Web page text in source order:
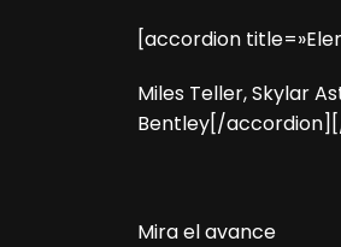
[accordion
Miles Teller, Skylar
Bentley[/
Mira el avance